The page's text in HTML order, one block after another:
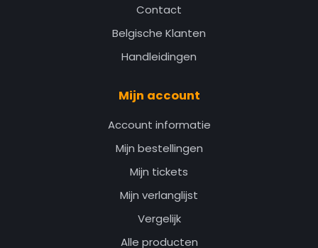
Contact
Belgische Klanten
Handleidingen
Mijn account
Account informatie
Mijn bestellingen
Mijn tickets
Mijn verlanglijst
Vergelijk
Alle producten